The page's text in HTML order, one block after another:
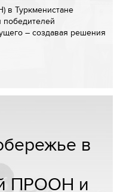
Туркменистане
– создавая решения
в
ПРООН и